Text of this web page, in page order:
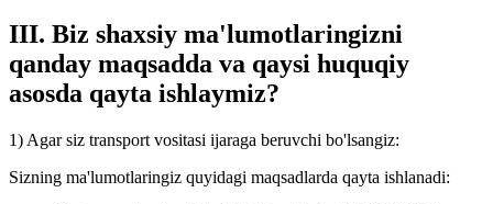
III. Biz shaxsiy ma'lumotlaringizni
qanday maqsadda va qaysi huquqiy
asosda qayta ishlaymiz?
1) Agar siz transport vositasi ijaraga beruvchi bo'lsangiz:
Sizning ma'lumotlaringiz quyidagi maqsadlarda qayta ishlanadi: